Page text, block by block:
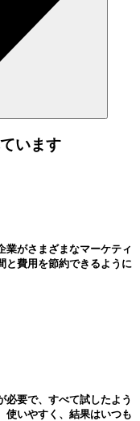
います
業がさまざまなマーケティ
と費用を節約できるように
必要で、すべて試したよう
使いやすく、結果はいつも